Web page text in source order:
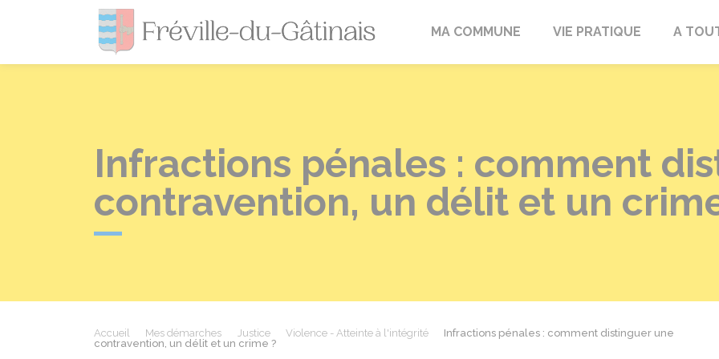
Fréville-du-Gâtinais
MA COMMUNE VIE PRATIQUE A
Infractions pénales : comment
contravention, un délit et un
Accueil Mes démarches Justice Violence - Atteinte à l'intégrité
Infractions pénales : comment distinguer une
contravention, un délit et un crime ?